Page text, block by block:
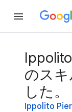
のス
した。
Ippolito Pier